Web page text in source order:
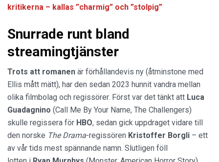
kritikerna – kallas ”charmig” och ”stolpig”
Snurrade runt bland
streamingtjänster
Trots att romanen är förhållandevis ny (åtminstone med
Ellis mått mätt), har den sedan 2023 hunnit vandra mellan
olika filmbolag och regissörer. Först var det tänkt att Luca
Guadagnino (Call Me By Your Name, The Challengers)
skulle regissera för HBO, sedan gick uppdraget vidare till
den norske The Drama-regissören Kristoffer Borgli – ett
av vår tids mest spännande namn. Slutligen föll